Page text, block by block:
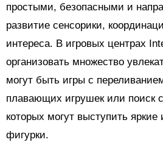
простыми, безопасными и
развитие сенсорики,
интереса. В игровых центрах
организовать множество
могут быть игры с
плавающих игрушек или поиск
которых могут выступить яркие
фигурки.